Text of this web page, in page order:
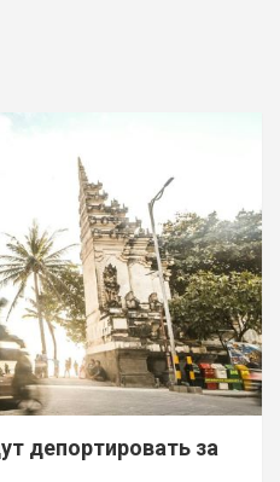
депортировать за